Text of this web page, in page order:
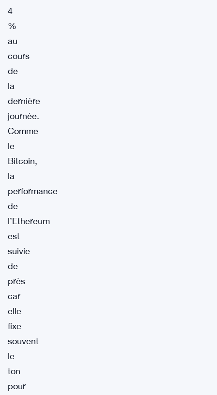
4
%
au
cours
de
la
dernière
journée.
Comme
le
Bitcoin,
la
performance
de
l’Ethereum
est
suivie
de
près
car
elle
fixe
souvent
le
ton
pour